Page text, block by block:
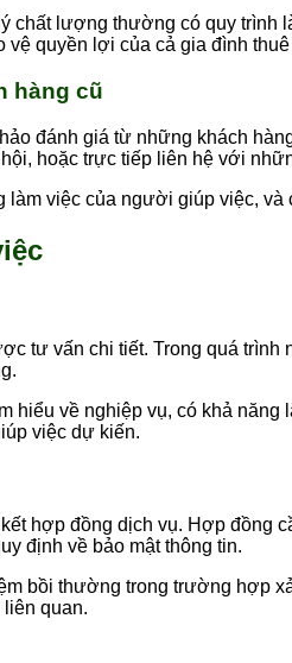
chất lượng thường có quy
quyền lợi của cả gia đình
hàng cũ
đánh giá từ những khách
hoặc trực tiếp liên hệ với
việc của người giúp việc, và
tư vấn chi tiết. Trong quá
hiểu về nghiệp vụ, có khả
việc dự kiến.
hợp đồng dịch vụ. Hợp đồng
định về bảo mật thông tin.
bồi thường trong trường hợp
quan.